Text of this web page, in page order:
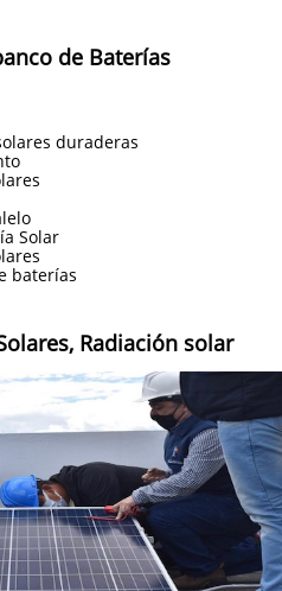
de Baterías
duraderas
Solar
baterías
Radiación solar